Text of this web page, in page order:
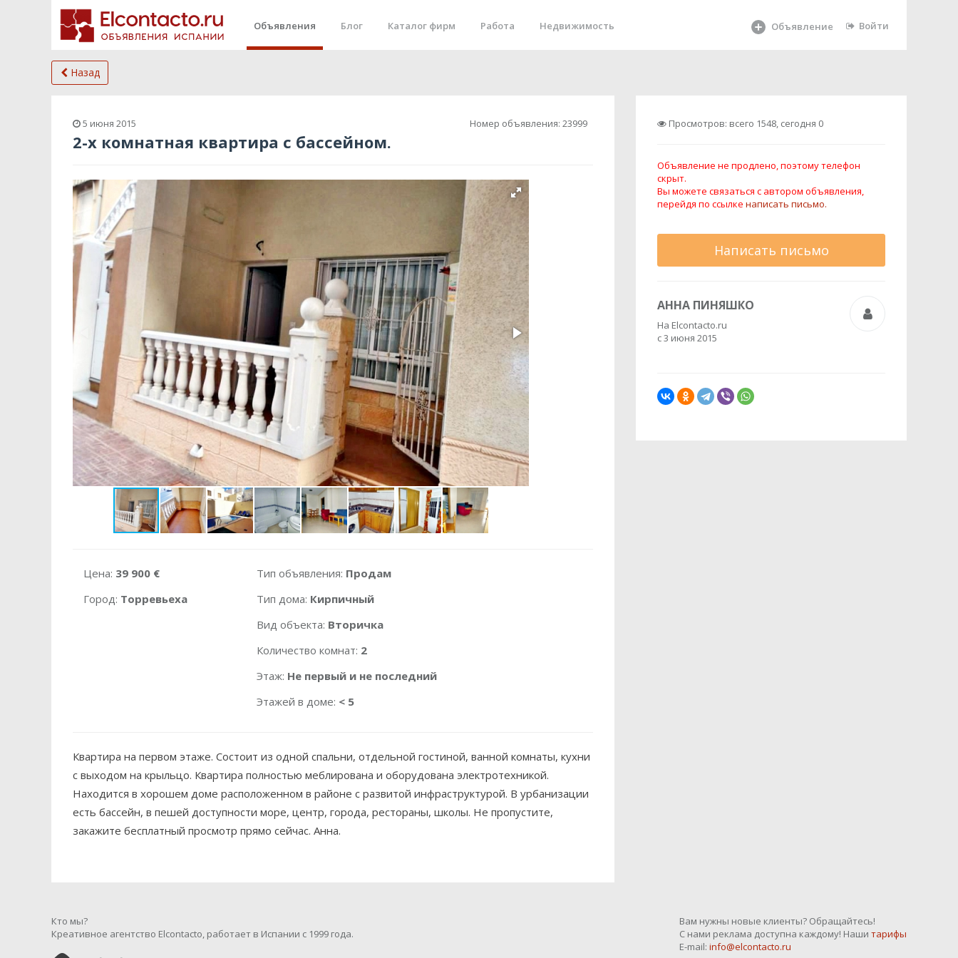
Объявления Блог Каталог фирм Работа Недвижимость Объявление Войти
Назад
5 июня 2015 Номер объявления: 23999
2-х комнатная квартира с бассейном.
Цена: 39 900 €
Город: Торревьеха
Тип объявления: Продам
Тип дома: Кирпичный
Вид объекта: Вторичка
Количество комнат: 2
Этаж: Не первый и не последний
Этажей в доме: < 5
Квартира на первом этаже. Состоит из одной спальни, отдельной гостиной, ванной комнаты, кухни
с выходом на крыльцо. Квартира полностью меблирована и оборудована электротехникой.
Находится в хорошем доме расположенном в районе с развитой инфраструктурой. В урбанизации
есть бассейн, в пешей доступности море, центр, города, рестораны, школы. Не пропустите,
закажите бесплатный просмотр прямо сейчас. Анна.
Просмотров: всего 1548, сегодня 0
Объявление не продлено, поэтому телефон
скрыт.
Вы можете связаться с автором объявления,
перейдя по ссылке написать письмо.
Написать письмо
АННА ПИНЯШКО
На Elcontacto.ru
с 3 июня 2015
Кто мы?
Креативное агентство Elcontacto, работает в Испании с 1999 года.
Вам нужны новые клиенты? Обращайтесь!
С нами реклама доступна каждому! Наши тарифы
E-mail: info@elcontacto.ru